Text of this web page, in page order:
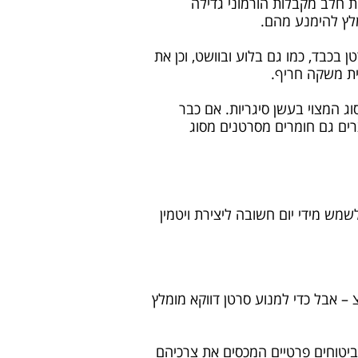
להימנע מהם.
בכבד, כמו גם בלוע ובוושט, וכן את
משקה חריף.
המצוי בעשן סיגריות. אם כבר
גם חומרים מסרטנים מסוג
מידי יום חשובה ליצירת ויטמין
בשמש בייחוד בשעות בהן קרינת השמש חזקה – בין 10 בבוקר ל-4 אחה"צ – אבל כדי למנוע סרטן דווקא מומלץ
פרטיים המכסים את צרכיהם